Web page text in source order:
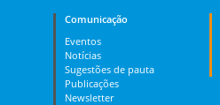
Comunicação
Eventos
Notícias
Sugestões de pauta
Publicações
Newsletter